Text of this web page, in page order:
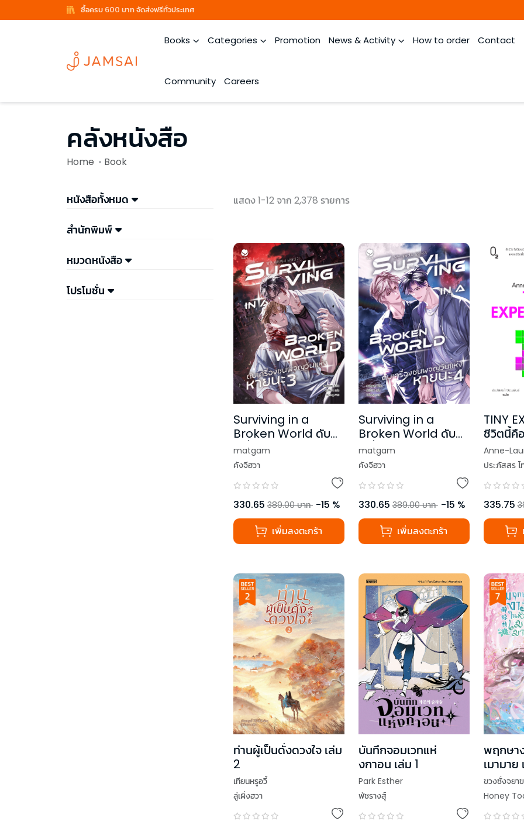
ซื้อครบ 600 บาท จัดส่งฟรีทั่วประเทศ
Books Categories Promotion News & Activity How to order Contact
Community Careers
คลังหนังสือ
Home Book
หนังสือทั้งหมด
สำนักพิมพ์
หมวดหนังสือ
โปรโมชั่น
แสดง 1-12 จาก 2,378 รายการ
Surviving in a
Broken World ดับ
เครื่องชนผจญวันแห่ง
หายนะ เล่ม 3
matgam
คังจีฮวา
330.65 389.00 บาท -15 %
เพิ่มลงตะกร้า
Surviving in a
Broken World ดับ
เครื่องชนผจญวันแห่ง
หายนะ เล่ม 4 (เล่มจบ)
matgam
คังจีฮวา
330.65 389.00 บาท -15 %
เพิ่มลงตะกร้า
TINY
ชีวิตนี้คื
ทดลอง
Anne-
ประภัสสร
335.75
ท่านผู้เป็นดั่งดวงใจ เล่ม
2
เทียนหรูอวี้
ลู่เผิ่งฮวา
บันทึกจอมเวทแห่
งกาอน เล่ม 1
Park Esther
พัชรางสุ์
พฤกษา
เมามาย
ขวงซั่งจยา
Honey